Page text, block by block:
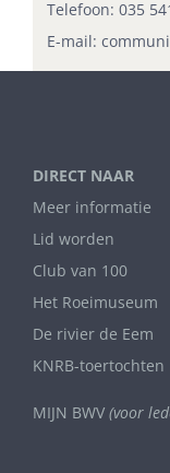
Telefoon:035
E-mail:
DIRECT NAAR
Meer informatie
Lid worden
Club van 100
Het Roeimuseum
De rivier de Eem
KNRB-toertochten
MIJN BWV (voor